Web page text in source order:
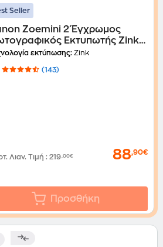
Seller
Zoemini 2 Έγχρωμος
Εκτυπωτής Zink
- Rose Gold
εκτύπωσης: Zink
(143)
Λιαν. Τιμή:219,00€ 88,90€
Προσθήκη